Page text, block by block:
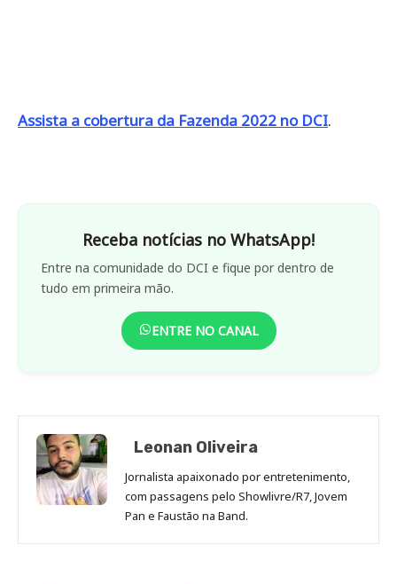
Assista a cobertura da Fazenda 2022 no DCI.
Receba notícias no WhatsApp!
Entre na comunidade do DCI e fique por dentro de
tudo em primeira mão.
ENTRE NO CANAL
Leonan Oliveira
Jornalista apaixonado por entretenimento,
com passagens pelo Showlivre/R7, Jovem
Pan e Faustão na Band.